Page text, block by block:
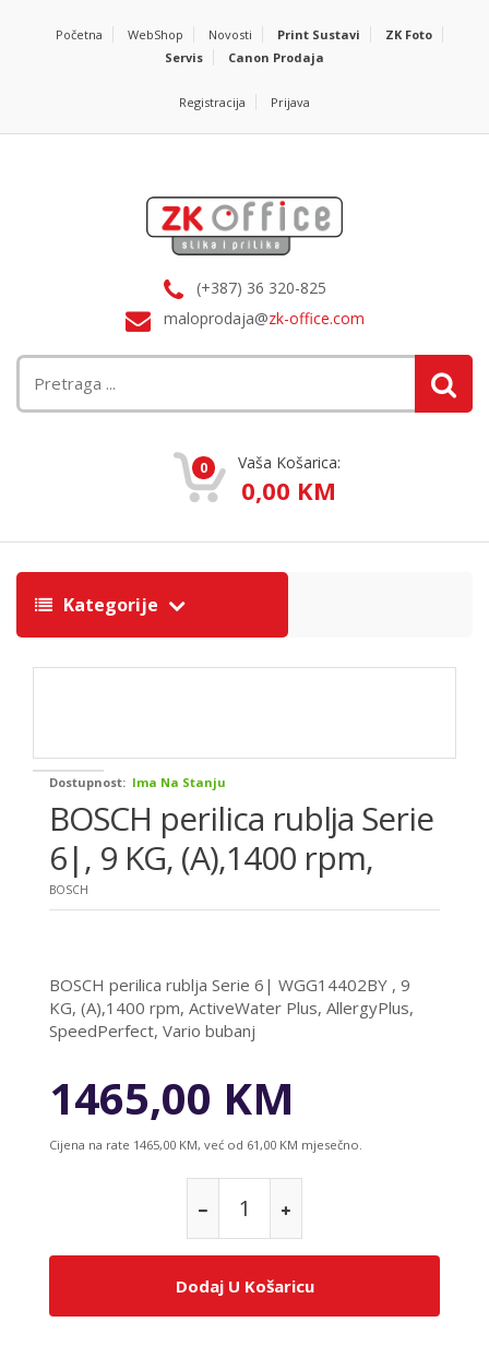
Početna WebShop Novosti Print Sustavi
ZK Foto
Servis
Canon Prodaja
Registracija Prijava
(+387) 36 320-825
maloprodaja@zk-office.com
0 Vaša Košarica:
0,00 KM
Kategorije
Dostupnost: Ima Na Stanju
BOSCH perilica rublja Serie
6|, 9 KG, (A),1400 rpm,
BOSCH
BOSCH perilica rublja Serie 6| WGG14402BY , 9
KG, (A),1400 rpm, ActiveWater Plus, AllergyPlus,
SpeedPerfect, Vario bubanj
1465,00 KM
Cijena na rate 1465,00 KM, već od 61,00 KM mjesečno.
Dodaj U Košaricu